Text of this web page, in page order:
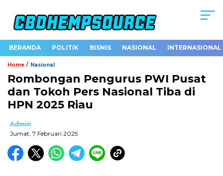
BERANDA POLITIK BISNIS NASIONAL INTERNASIONAL
Home / Nasional
Rombongan Pengurus PWI Pusat
dan Tokoh Pers Nasional Tiba di
HPN 2025 Riau
Admin
Jumat, 7 Februari 2025